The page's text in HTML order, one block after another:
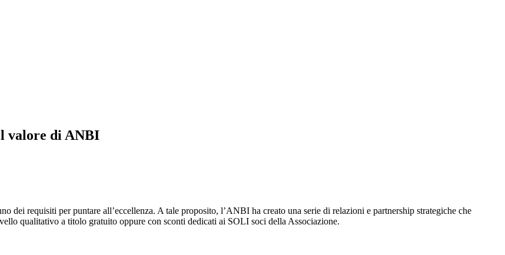
valore di ANBI
dei requisiti per puntare all’eccellenza. A tale proposito, l’ANBI ha creato una serie di relazioni e partnership strategiche che
qualitativo a titolo gratuito oppure con sconti dedicati ai SOLI soci della Associazione.